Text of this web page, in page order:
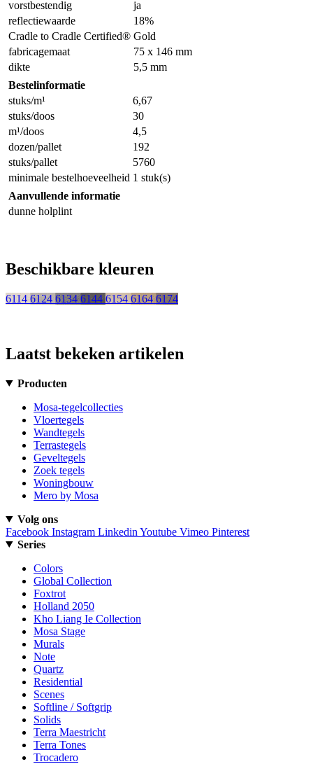
vorstbestendig
ja
reflectiewaarde
18%
Cradle to Cradle Certified® Gold
fabricagemaat
75 x 146 mm
dikte
5,5 mm
Bestelinformatie
stuks/m¹
6,67
stuks/doos
30
m¹/doos
4,5
dozen/pallet
192
stuks/pallet
5760
minimale bestelhoeveelheid 1 stuk(s)
Aanvullende informatie
dunne holplint
Beschikbare kleuren
6114 6124 6134 6144 6154 6164 6174
Laatst bekeken artikelen
Producten
Mosa-tegelcollecties
Vloertegels
Wandtegels
Terrastegels
Geveltegels
Zoek tegels
Woningbouw
Mero by Mosa
Volg ons
Facebook Instagram Linkedin Youtube Vimeo Pinterest
Series
Colors
Global Collection
Foxtrot
Holland 2050
Kho Liang Ie Collection
Mosa Stage
Murals
Note
Quartz
Residential
Scenes
Softline / Softgrip
Solids
Terra Maestricht
Terra Tones
Trocadero